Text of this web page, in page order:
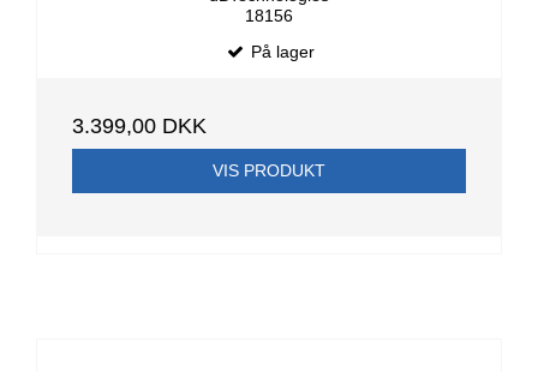
18156
På lager
3.399,00 DKK
VIS PRODUKT